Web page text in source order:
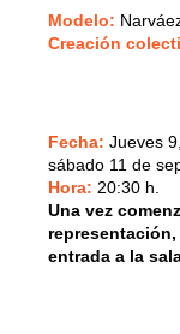
Modelo:
Creación
Fecha: Jueves
sábado 11 de
Hora: 20:30 h.
Una vez
entrada a la